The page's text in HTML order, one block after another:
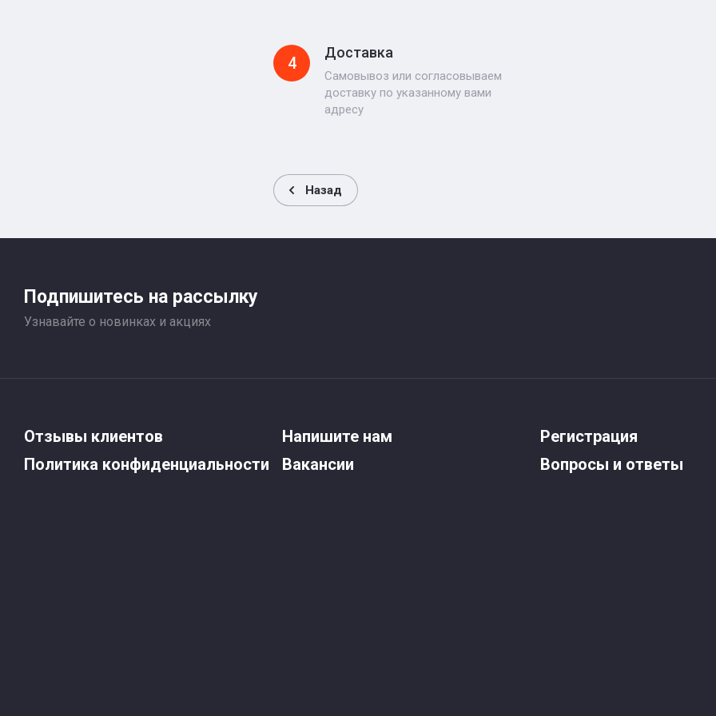
4
Доставка
Самовывоз или согласовываем
доставку по указанному вами
адресу
Назад
Подпишитесь на рассылку
Узнавайте о новинках и акциях
Отзывы клиентов Напишите нам
Регистрация
Политика конфиденциальности
Вакансии Вопросы и ответы